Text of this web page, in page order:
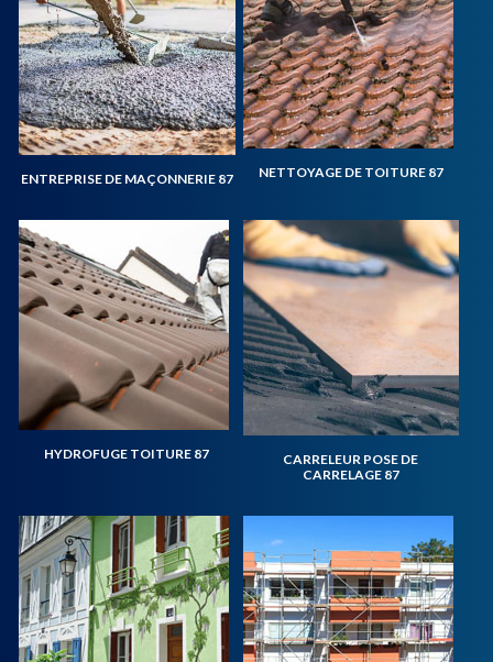
ENTREPRISE DE MAÇONNERIE 87 NETTOYAGE DE TOITURE 87
HYDROFUGE TOITURE 87
CARRELEUR POSE DE
CARRELAGE 87